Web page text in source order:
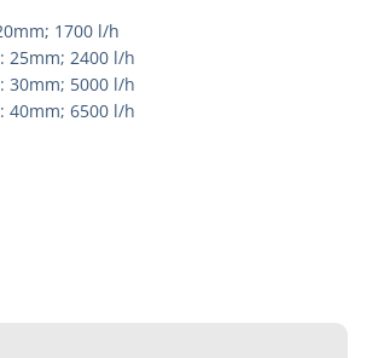
1700 l/h
25mm; 2400 l/h
30mm; 5000 l/h
40mm; 6500 l/h